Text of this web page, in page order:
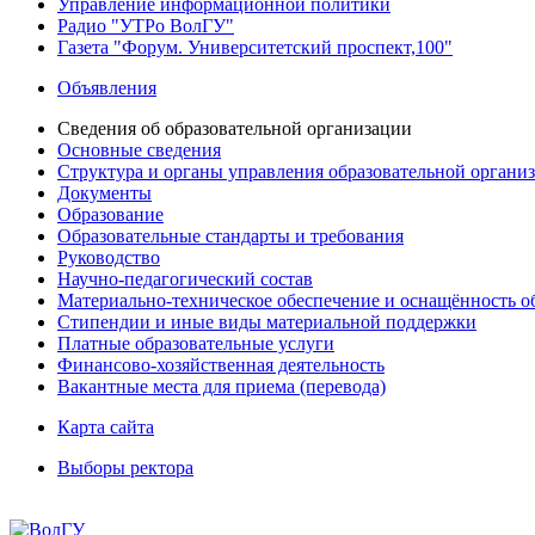
Управление информационной политики
Радио "УТРо ВолГУ"
Газета "Форум. Университетский проспект,100"
Объявления
Сведения об образовательной организации
Основные сведения
Структура и органы управления образовательной
Документы
Образование
Образовательные стандарты и требования
Руководство
Научно-педагогический состав
Материально-техническое обеспечение и оснащённость
Стипендии и иные виды материальной поддержки
Платные образовательные услуги
Финансово-хозяйственная деятельность
Вакантные места для приема (перевода)
Карта сайта
Выборы ректора